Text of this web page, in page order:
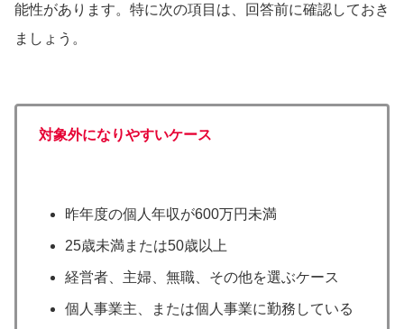
能性があります。特に次の項目は、回答前に確認しておき
ましょう。
対象外になりやすいケース
昨年度の個人年収が600万円未満
25歳未満または50歳以上
経営者、主婦、無職、その他を選ぶケース
個人事業主、または個人事業に勤務している